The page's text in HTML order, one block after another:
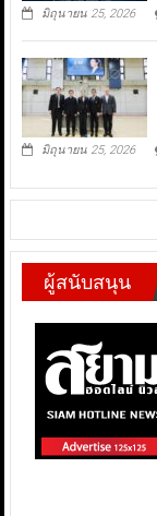
มิถุนายน 25, 2026
มิถุนายน 25, 2026
ผู้สนับสนุน